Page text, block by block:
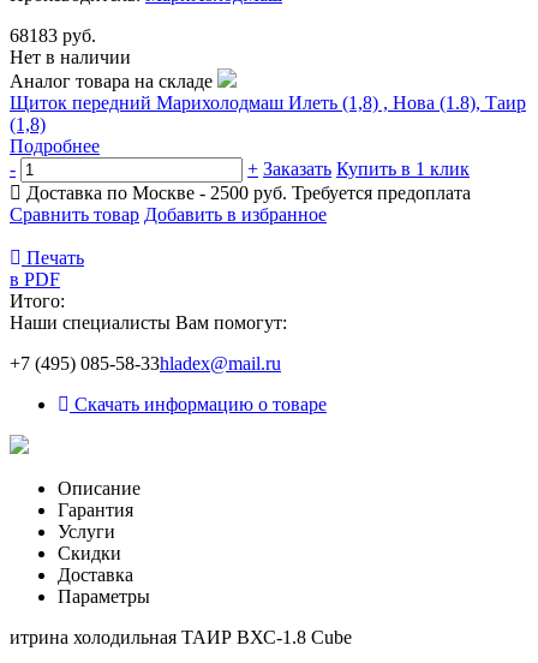
68183 руб.
Нет в наличии
Аналог товара на складе
Щиток передний Марихолодмаш Илеть (1,8) , Нова (1.8), Таир
(1,8)
Подробнее
-
+ Заказать Купить в 1 клик
Доставка по Москве - 2500 руб. Требуется предоплата
Сравнить товар Добавить в избранное
Печать
в PDF
Итого:
Наши специалисты Вам помогут:
+7 (495) 085-58-33hladex@mail.ru
Скачать информацию о товаре
Описание
Гарантия
Услуги
Скидки
Доставка
Параметры
итрина холодильная ТАИР ВХС-1.8 Cube